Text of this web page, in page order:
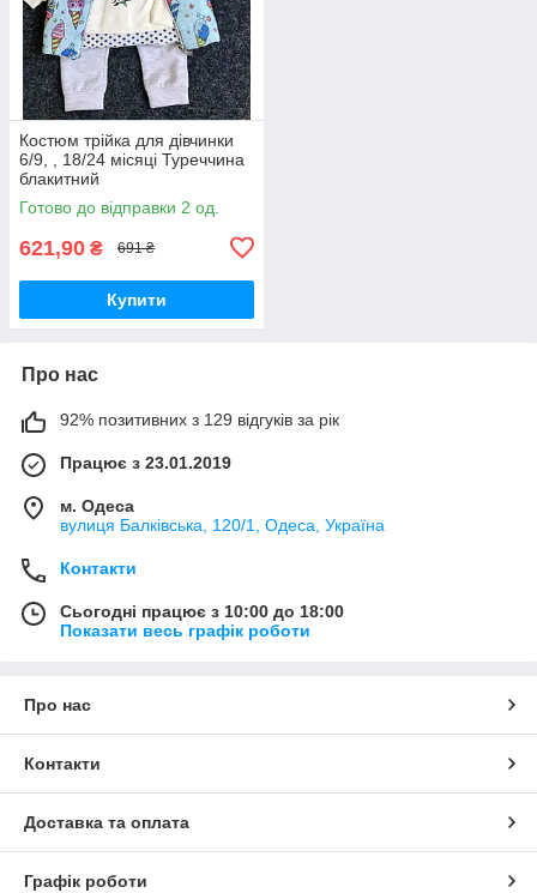
Костюм трійка для дівчинки
6/9, , 18/24 місяці Туреччина
блакитний
Готово до відправки 2 од.
621,90 ₴ 691 ₴
Купити
Про нас
92% позитивних з 129 відгуків за рік
Працює з 23.01.2019
м. Одеса
вулиця Балківська, 120/1, Одеса, Україна
Контакти
Сьогодні працює з 10:00 до 18:00
Показати весь графік роботи
Про нас
Контакти
Доставка та оплата
Графік роботи